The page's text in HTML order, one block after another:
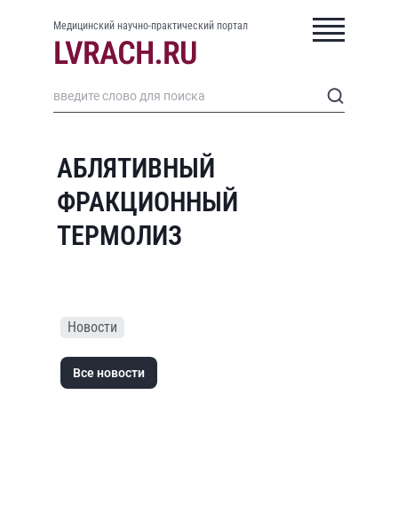
Медицинский научно-практический портал
АБЛЯТИВНЫЙ
ФРАКЦИОННЫЙ
ТЕРМОЛИЗ
Новости
Все новости